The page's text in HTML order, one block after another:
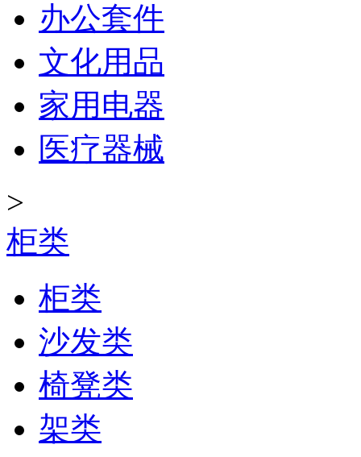
办公套件
文化用品
家用电器
医疗器械
>
柜类
柜类
沙发类
椅凳类
架类